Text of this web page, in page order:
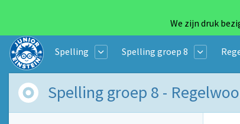
We zijn druk
Spelling Spelling groep 8
Spelling groep 8 -